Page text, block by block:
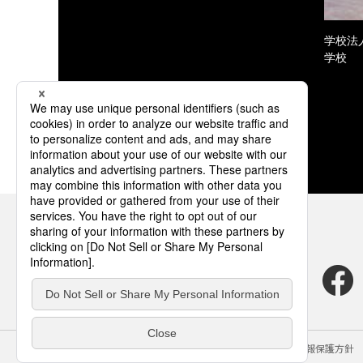
学校法
学校
サイトのご利用にあたって クッキーポリシー 個人情報保護方針